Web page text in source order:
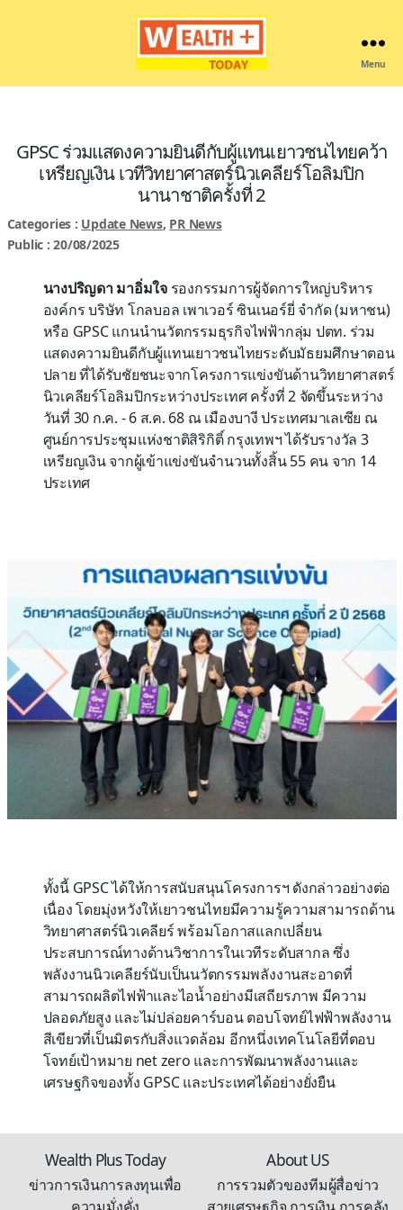
Menu
GPSC ร่วมแสดงความยินดีกับผู้แทนเยาวชนไทยคว้า
เหรียญเงิน เวทีวิทยาศาสตร์นิวเคลียร์โอลิมปิก
นานาชาติครั้งที่ 2
Categories : Update News, PR News
Public : 20/08/2025
นางปริญดา มาอิ่มใจรองกรรมการผู้จัดการใหญ่บริหาร
องค์กร บริษัท โกลบอล เพาเวอร์ ซินเนอร์ยี่ จำกัด (มหาชน)
หรือ GPSC แกนนำนวัตกรรมธุรกิจไฟฟ้ากลุ่ม ปตท. ร่วม
แสดงความยินดีกับผู้แทนเยาวชนไทยระดับมัธยมศึกษาตอน
ปลาย ที่ได้รับชัยชนะจากโครงการแข่งขันด้านวิทยาศาสตร์
นิวเคลียร์โอลิมปิกระหว่างประเทศ ครั้งที่ 2 จัดขึ้นระหว่าง
วันที่ 30 ก.ค. - 6 ส.ค. 68 ณ เมืองบางี ประเทศมาเลเซีย ณ
ศูนย์การประชุมแห่งชาติสิริกิติ์ กรุงเทพฯ ได้รับรางวัล 3
เหรียญเงิน จากผู้เข้าแข่งขันจำนวนทั้งสิ้น 55 คน จาก 14
ประเทศ
ทั้งนี้ GPSC ได้ให้การสนับสนุนโครงการฯ ดังกล่าวอย่างต่อ
เนื่อง โดยมุ่งหวังให้เยาวชนไทยมีความรู้ความสามารถด้าน
วิทยาศาสตร์นิวเคลียร์ พร้อมโอกาสแลกเปลี่ยน
ประสบการณ์ทางด้านวิชาการในเวทีระดับสากล ซึ่ง
พลังงานนิวเคลียร์นับเป็นนวัตกรรมพลังงานสะอาดที่
สามารถผลิตไฟฟ้าและไอน้ำอย่างมีเสถียรภาพ มีความ
ปลอดภัยสูง และไม่ปล่อยคาร์บอน ตอบโจทย์ไฟฟ้าพลังงาน
สีเขียวที่เป็นมิตรกับสิ่งแวดล้อม อีกหนึ่งเทคโนโลยีที่ตอบ
โจทย์เป้าหมาย net zero และการพัฒนาพลังงานและ
เศรษฐกิจของทั้ง GPSC และประเทศได้อย่างยั่งยืน
Wealth Plus Today
ข่าวการเงินการลงทุนเพื่อ
About US
การรวมตัวของทีมผู้สื่อข่าว